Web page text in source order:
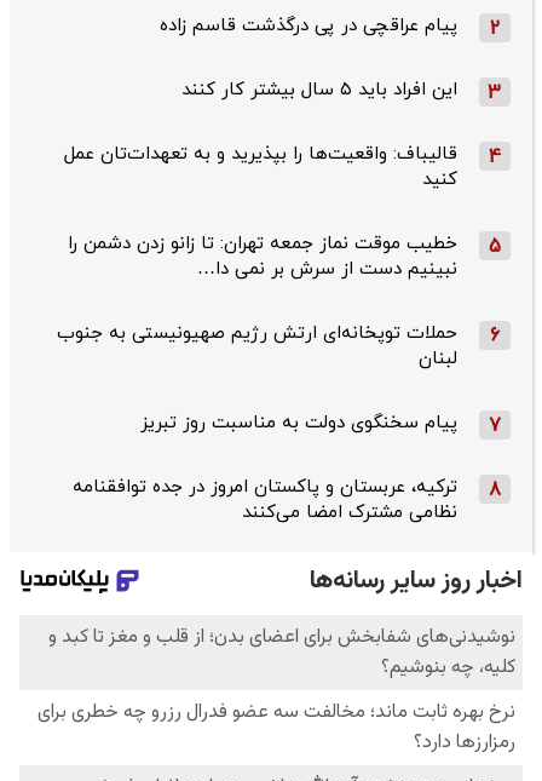
2 پیام عراقچی در پی درگذشت قاسم‌ زاده
3 این افراد باید ۵ سال بیشتر کار کنند
4
قالیباف: واقعیت‌ها را بپذیرید و به تعهدات‌تان عمل
کنید
5
خطیب موقت نماز جمعه تهران: تا زانو زدن دشمن را
نبینیم دست از سرش بر نمی دا…
6
حملات توپخانه‌ای ارتش رژیم صهیونیستی به جنوب
لبنان
7 پیام سخنگوی دولت به مناسبت روز تبریز
8
ترکیه، عربستان و پاکستان امروز در جده توافقنامه
نظامی مشترک امضا می‌کنند